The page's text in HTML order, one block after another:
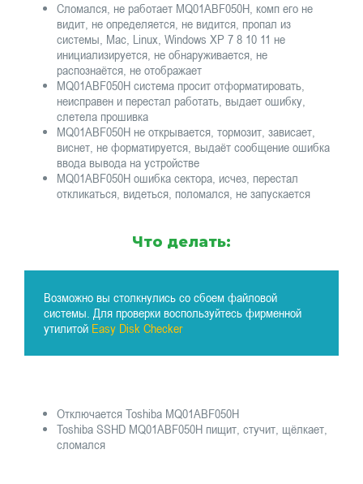
Сломался, не работает MQ01ABF050H, комп его не
видит, не определяется, не видится, пропал из
системы, Mac, Linux, Windows XP 7 8 10 11 не
инициализируется, не обнаруживается, не
распознаётся, не отображает
MQ01ABF050H система просит отформатировать,
неисправен и перестал работать, выдает ошибку,
слетела прошивка
MQ01ABF050H не открывается, тормозит, зависает,
виснет, не форматируется, выдаёт сообщение ошибка
ввода вывода на устройстве
MQ01ABF050H ошибка сектора, исчез, перестал
откликаться, видеться, поломался, не запускается
Что делать:
Возможно вы столкнулись со сбоем файловой
системы. Для проверки воспользуйтесь фирменной
утилитой Easy Disk Checker
Отключается Toshiba MQ01ABF050H
Toshiba SSHD MQ01ABF050H пищит, стучит, щёлкает,
сломался